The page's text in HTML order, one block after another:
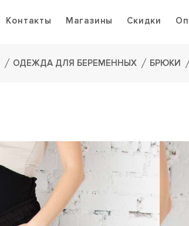
Контакты Магазины Скидки
ОДЕЖДА ДЛЯ БЕРЕМЕННЫХ БРЮКИ